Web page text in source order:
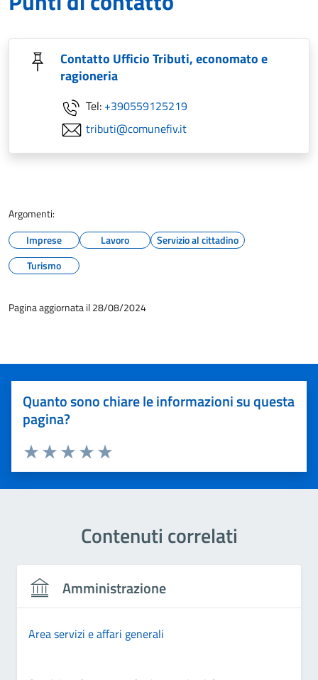
Contatto Ufficio Tributi, economato e
ragioneria
Tel: +390559125219
tributi@comunefiv.it
Argomenti:
Imprese
Lavoro
Servizio al cittadino
Turismo
Pagina aggiornata il 28/08/2024
Quanto sono chiare le informazioni su questa
pagina?
Valuta 5 stelle su 5
Valuta 4 stelle su 5
Valuta 3 stelle su 5
Valuta 2 stelle su 5
Valuta 1 stelle su 5
Contenuti correlati
Amministrazione
Area servizi e affari generali